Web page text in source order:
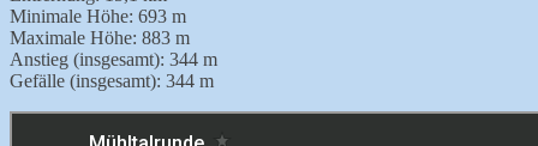
Minimale Höhe: 693 m
Maximale Höhe: 883 m
Anstieg (insgesamt): 344 m
Gefälle (insgesamt): 344 m